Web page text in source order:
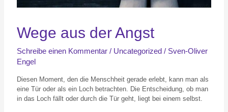
Wege aus der Angst
Schreibe einen Kommentar / Uncategorized / Sven-Oliver
Engel
Diesen Moment, den die Menschheit gerade erlebt, kann man als
eine Tür oder als ein Loch betrachten. Die Entscheidung, ob man
in das Loch fällt oder durch die Tür geht, liegt bei einem selbst.